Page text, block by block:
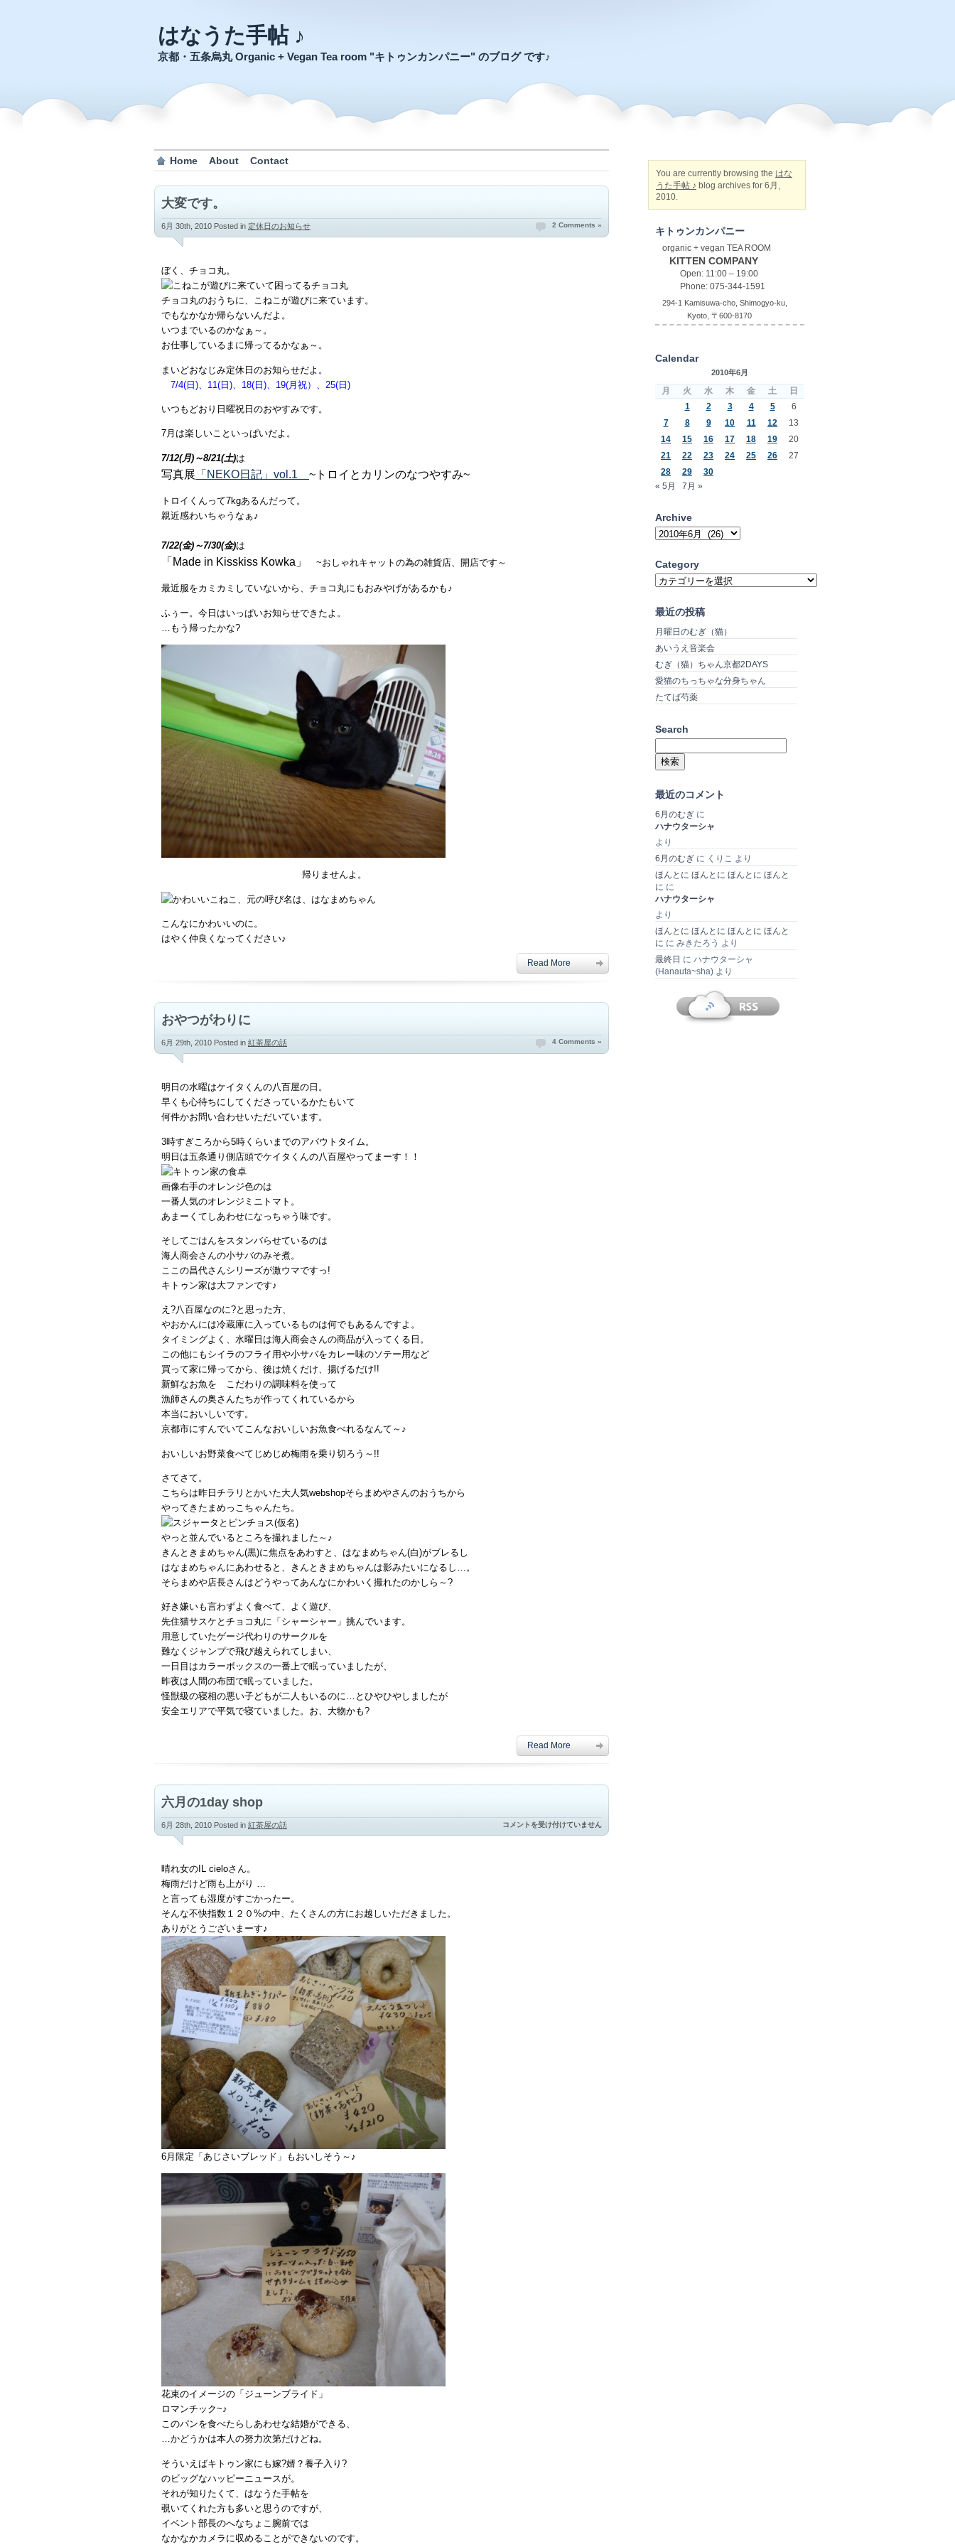
はなうた手帖 ♪
京都・五条烏丸 Organic + Vegan Tea room "キトゥンカンパニー" のブログ です♪
Home About Contact
大変です。
6月 30th, 2010 Posted in 定休日のお知らせ 2 Comments »
ぼく、チョコ丸。
チョコ丸のおうちに、こねこが遊びに来ています。
でもなかなか帰らないんだよ。
いつまでいるのかなぁ～。
お仕事しているまに帰ってるかなぁ～。
まいどおなじみ定休日のお知らせだよ。
7/4(日)、11(日)、18(日)、19(月祝）、25(日)
いつもどおり日曜祝日のおやすみです。
7月は楽しいこといっぱいだよ。
7/12(月)～8/21(土)は
写真展 「NEKO日記」vol.1 ~トロイとカリンのなつやすみ~
トロイくんって7kgあるんだって。
親近感わいちゃうなぁ♪
7/22(金)～7/30(金)は
「Made in Kisskiss Kowka」 ~おしゃれキャットの為の雑貨店、開店です～
最近服をカミカミしていないから、チョコ丸にもおみやげがあるかも♪
ふぅー。今日はいっぱいお知らせできたよ。
…もう帰ったかな?
帰りませんよ。
こんなにかわいいのに。
はやく仲良くなってください♪
Read More
おやつがわりに
6月 29th, 2010 Posted in 紅茶屋の話 4 Comments »
明日の水曜はケイタくんの八百屋の日。
早くも心待ちにしてくださっているかたもいて
何件かお問い合わせいただいています。
3時すぎころから5時くらいまでのアバウトタイム。
明日は五条通り側店頭でケイタくんの八百屋やってまーす！！
画像右手のオレンジ色のは
一番人気のオレンジミニトマト。
あまーくてしあわせになっちゃう味です。
そしてごはんをスタンバらせているのは
海人商会さんの小サバのみそ煮。
ここの昌代さんシリーズが激ウマですっ!
キトゥン家は大ファンです♪
え?八百屋なのに?と思った方、
やおかんには冷蔵庫に入っているものは何でもあるんですよ。
タイミングよく、水曜日は海人商会さんの商品が入ってくる日。
この他にもシイラのフライ用や小サバをカレー味のソテー用など
買って家に帰ってから、後は焼くだけ、揚げるだけ!!
新鮮なお魚を こだわりの調味料を使って
漁師さんの奥さんたちが作ってくれているから
本当においしいです。
京都市にすんでいてこんなおいしいお魚食べれるなんて～♪
おいしいお野菜食べてじめじめ梅雨を乗り切ろう～!!
さてさて。
こちらは昨日チラリとかいた大人気webshopそらまめやさんのおうちから
やってきたまめっこちゃんたち。
やっと並んでいるところを撮れました～♪
きんときまめちゃん(黒)に焦点をあわすと、はなまめちゃん(白)がブレるし
はなまめちゃんにあわせると、きんときまめちゃんは影みたいになるし…。
そらまめや店長さんはどうやってあんなにかわいく撮れたのかしら～?
好き嫌いも言わずよく食べて、よく遊び、
先住猫サスケとチョコ丸に「シャーシャー」挑んでいます。
用意していたゲージ代わりのサークルを
難なくジャンプで飛び越えられてしまい、
一日目はカラーボックスの一番上で眠っていましたが、
昨夜は人間の布団で眠っていました。
怪獣級の寝相の悪い子どもが二人もいるのに…とひやひやしましたが
安全エリアで平気で寝ていました。お、大物かも?
Read More
六月の1day shop
6月 28th, 2010 Posted in 紅茶屋の話
六
月
コメントを受け付けていません
晴れ女のIL cieloさん。
梅雨だけど雨も上がり …
と言っても湿度がすごかったー。
そんな不快指数１２０%の中、たくさんの方にお越しいただきました。
ありがとうございまーす♪
6月限定「あじさいブレッド」もおいしそう～♪
花束のイメージの「ジューンブライド」
ロマンチック~♪
このパンを食べたらしあわせな結婚ができる、
…かどうかは本人の努力次第だけどね。
そういえばキトゥン家にも嫁?婿？養子入り?
のビッグなハッピーニュースが。
それが知りたくて、はなうた手帖を
覗いてくれた方も多いと思うのですが、
イベント部長のへなちょこ腕前では
なかなかカメラに収めることができないのです。
You are currently browsing the はな
うた手帖 ♪ blog archives for 6月,
2010.
キトゥンカンパニー
organic + vegan TEA ROOM
KITTEN COMPANY
Open: 11:00 – 19:00
Phone: 075-344-1591
294-1 Kamisuwa-cho, Shimogyo-ku,
Kyoto, 〒600-8170
Calendar
2010年6月
月 火 水 木 金 土
日
1
2 3 4 5
6
7
8 9 10 11 12
13
14
15 16 17 18 19
20
21
22 23 24 25 26
27
28
29
30
« 5月
7月 »
Archive
Archive
Category
Category
最近の投稿
月曜日のむぎ（猫）
あいうえ音楽会
むぎ（猫）ちゃん京都2DAYS
愛猫のちっちゃな分身ちゃん
たてば芍薬
Search
索:
最近のコメント
6月のむぎ に
ハナウターシャ
より
6月のむぎ に くりこ より
ほんとに ほんとに ほんとに ほんと
に に
ハナウターシャ
より
ほんとに ほんとに ほんとに ほんと
に に みきたろう より
最終日 に ハナウターシャ
(Hanauta~sha) より